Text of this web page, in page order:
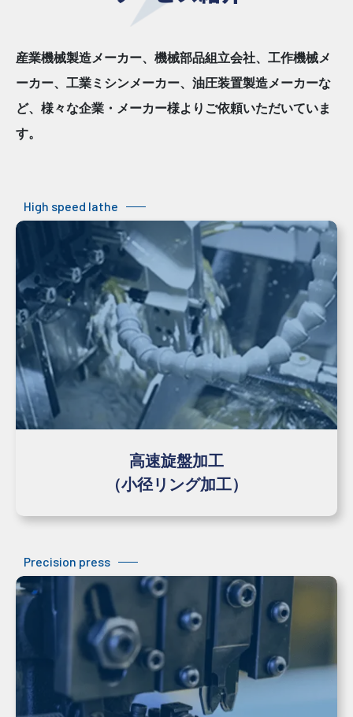
産業機械製造メーカー、機械部品組立会社、工作機械メ
ーカー、工業ミシンメーカー、 油圧装置製造メーカーな
ど、様々な企業・メーカー様よりご依頼いただいていま
す。
高速旋盤加工
（小径リング加工）
High speed lathe
Precision press